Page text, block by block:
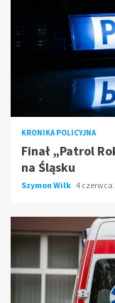
KRONIKA POLICYJNA
Finał „Patrol
na Śląsku
Szymon Wilk 4 czerwca